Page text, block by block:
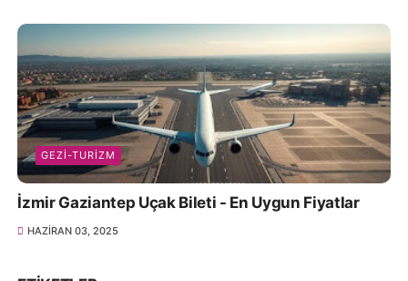
GEZI-TURIZM
İzmir Gaziantep Uçak Bileti - En Uygun Fiyatlar
HAZIRAN 03, 2025